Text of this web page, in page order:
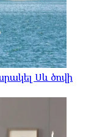
Սև ծովի